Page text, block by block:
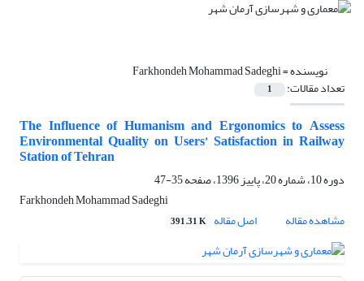
نویسنده =Farkhondeh Mohammad Sadeghi
تعداد مقالات: 1
The Influence of Humanism and Ergonomics to Assess
Environmental Quality on Users’ Satisfaction in Railway
Station of Tehran
دوره 10، شماره 20، پاییز 1396، صفحه
35-47
Farkhondeh Mohammad Sadeghi
مشاهده مقاله
اصل مقاله 391.31 K